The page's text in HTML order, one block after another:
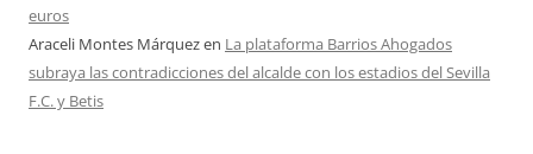
euros
Araceli Montes Márquezen La plataforma Barrios Ahogados
subraya las contradicciones del alcalde con los estadios del Sevilla
F.C. y Betis